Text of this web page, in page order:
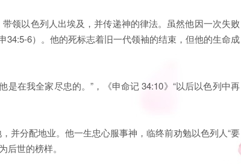
领以色列人出埃及，并传递神的律法。虽然他因一次失败
34:5-6）。他的死标志着旧一代领袖的结束，但他的生命成
在我全家尽忠的。”，《申命记 34:10》“以后以色列中再
并分配地业。他一生忠心服事神，临终前劝勉以色列人“要
世的榜样。